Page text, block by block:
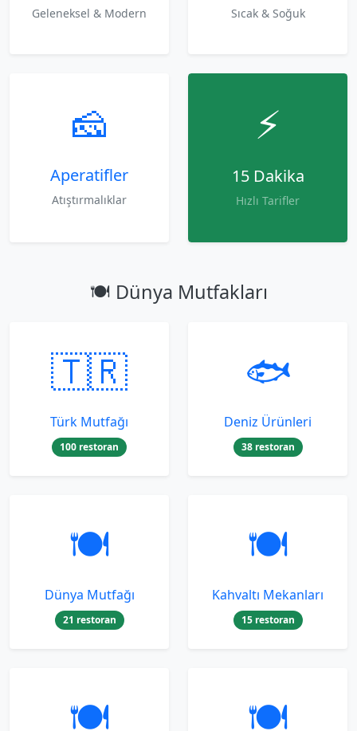
Geleneksel & Modern Sıcak & Soğuk
🧀
Aperatifler
Atıştırmalıklar
⚡
15 Dakika
Hızlı Tarifler
🍽️ Dünya Mutfakları
🇹🇷
Türk Mutfağı
100 restoran
🐟
Deniz Ürünleri
38 restoran
🍽️
Dünya Mutfağı
21 restoran
🍽️
Kahvaltı Mekanları
15 restoran
🍽️ 🍽️